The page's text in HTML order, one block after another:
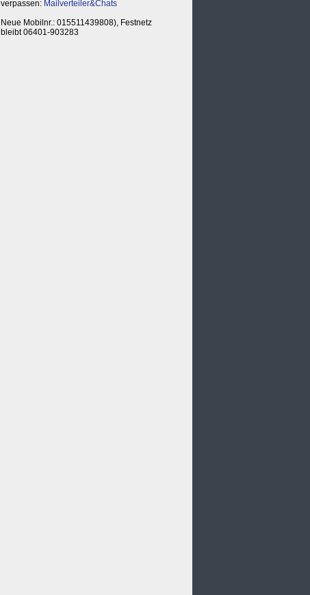
verpassen: Mailverteiler&Chats
Neue Mobilnr.: 015511439808), Festnetz
bleibt 06401-903283